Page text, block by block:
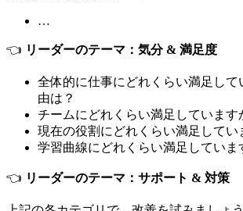
…
👈 リーダーのテーマ：気分 & 満足度
全体的に仕事にどれくらい満足して
由は？
チームにどれくらい満足しています
現在の役割にどれくらい満足してい
学習曲線にどれくらい満足していま
👈 リーダーのテーマ：サポート & 対策